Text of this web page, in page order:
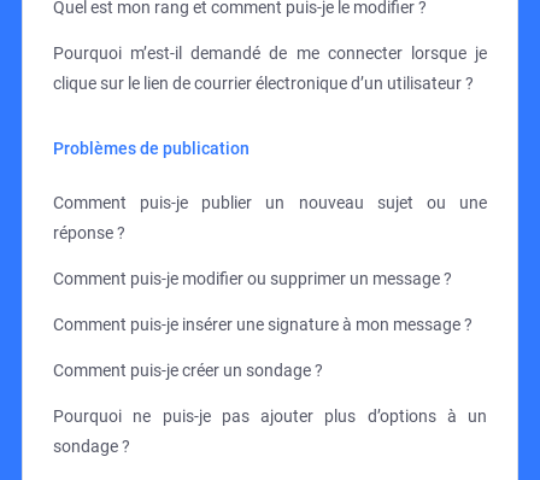
Quel est mon rang et comment puis-je le modifier ?
Pourquoi m’est-il demandé de me connecter lorsque je
clique sur le lien de courrier électronique d’un utilisateur ?
Problèmes de publication
Comment puis-je publier un nouveau sujet ou une
réponse ?
Comment puis-je modifier ou supprimer un message ?
Comment puis-je insérer une signature à mon message ?
Comment puis-je créer un sondage ?
Pourquoi ne puis-je pas ajouter plus d’options à un
sondage ?